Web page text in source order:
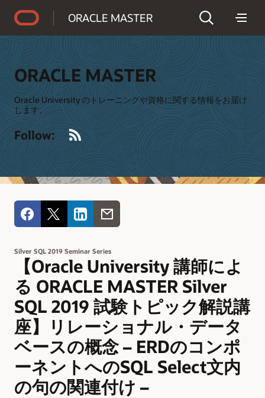
ORACLE MASTER
ORACLE MASTER
Oracle University のトレーニングや資格に関する情報をお届け
します。
Follow:
Silver SQL 2019 Seminar Series
【Oracle University 講師によ
る ORACLE MASTER Silver
SQL 2019 試験トピック解説講
座】リレーショナル・データ
ベースの概念 – ERDのコンポ
ーネントへのSQL Select文内
の句の関連付け –